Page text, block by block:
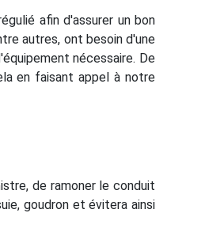
afin d'assurer un bon
autres, ont besoin d'une
nécessaire. De
en faisant appel à notre
de ramoner le conduit
goudron et évitera ainsi